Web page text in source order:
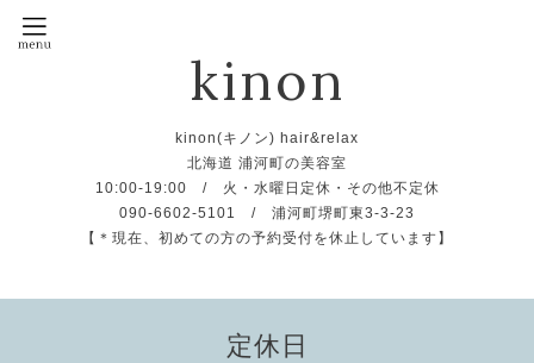
kinon
kinon(キノン) hair&relax
北海道 浦河町の美容室
10:00-19:00 / 火・水曜日定休・その他不定休
090-6602-5101 / 浦河町堺町東3-3-23
【＊現在、初めての方の予約受付を休止しています】
定休日